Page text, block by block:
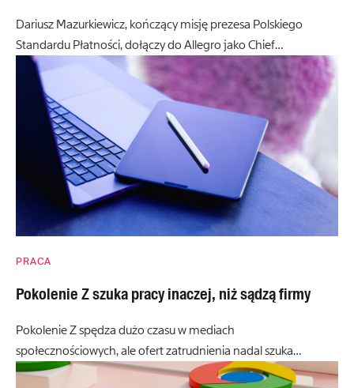
Dariusz Mazurkiewicz, kończący misję prezesa Polskiego
Standardu Płatności, dołączy do Allegro jako Chief…
PRACA
Pokolenie Z szuka pracy inaczej, niż sądzą firmy
Pokolenie Z spędza dużo czasu w mediach
społecznościowych, ale ofert zatrudnienia nadal szuka…